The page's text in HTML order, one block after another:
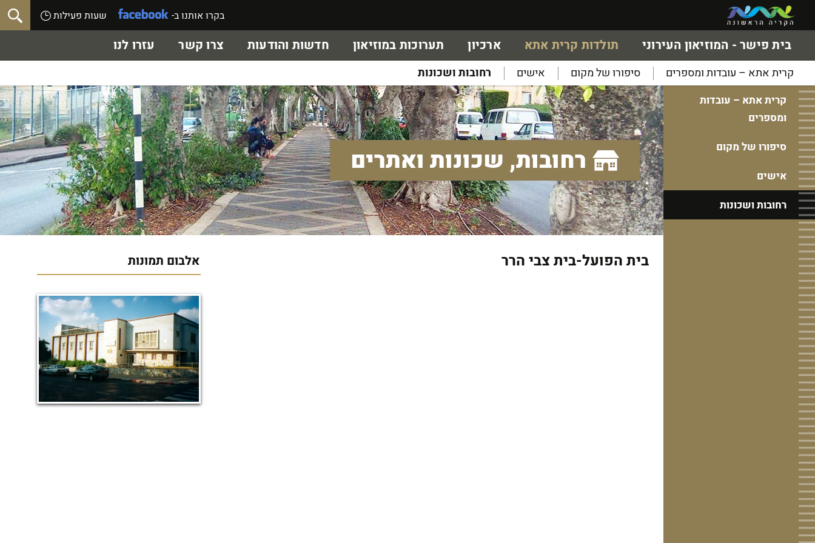
בקרו אותנו ב- שעות פעילות
בית פישר - המוזיאון העירוני תולדות קרית אתא
קרית אתא – עובדות ומספרים סיפורו של מקום אישים רחובות ושכונות
ארכיון תערוכות במוזיאון חדשות והודעות צרו קשר עזרו לנו
קרית אתא – עובדות
ומספרים
סיפורו של מקום
אישים
רחובות ושכונות
רחובות, שכונות ואתרים
בית הפועל-בית צבי הרר אלבום תמונות